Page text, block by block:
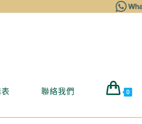
聯絡我們 0